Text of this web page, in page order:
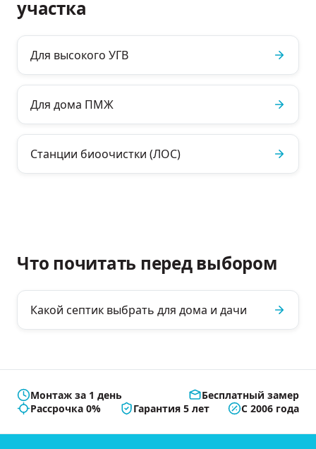
участка
Для высокого УГВ
Для дома ПМЖ
Станции биоочистки (ЛОС)
Что почитать перед выбором
Какой септик выбрать для дома и дачи
Монтаж за 1 день
Бесплатный замер
Рассрочка 0%
Гарантия 5 лет С 2006 года